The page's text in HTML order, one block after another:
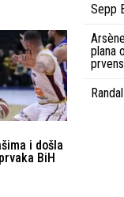
i došla
BiH
Sepp
plana